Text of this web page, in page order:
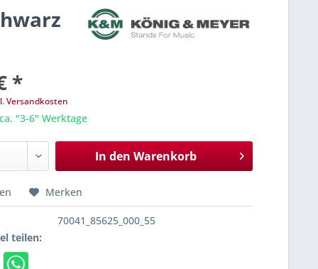
*
Versandkosten
"3-6" Werktage
In den Warenkorb
Merken
70041_85625_000_55
teilen: